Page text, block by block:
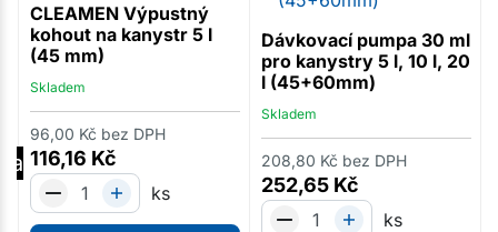
CLEAMEN Výpustný
kohout na kanystr 5 l
(45 mm)
Skladem
116,16 Kč
96,00 Kč bez DPH
ks
Dávkovací pumpa 30 ml
pro kanystry 5 l, 10 l, 20
l (45+60mm)
Skladem
252,65 Kč
208,80 Kč bez DPH
ks